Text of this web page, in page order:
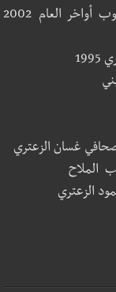
أول صحيفة اليكترونية صدرت في صيدا والجنوب أواخر العام 2002
غسان الزعتري
الملاح
الزعتري